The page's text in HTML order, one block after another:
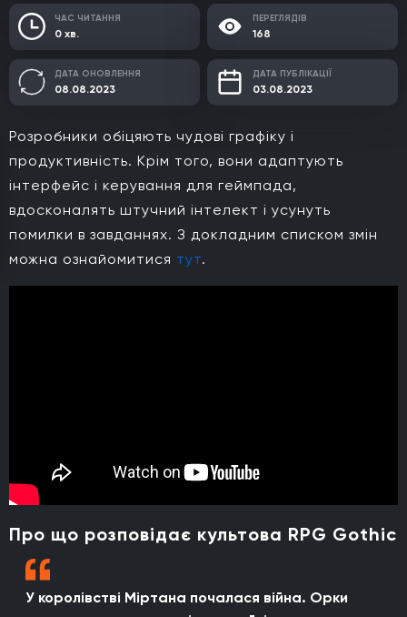
ЧАС ЧИТАННЯ
0 хв.
ПЕРЕГЛЯДІВ
168
ДАТА ОНОВЛЕННЯ
08.08.2023
ДАТА ПУБЛІКАЦІЇ
03.08.2023
Розробники обіцяють чудові графіку і
продуктивність. Крім того, вони адаптують
інтерфейс і керування для геймпада,
вдосконалять штучний інтелект і усунуть
помилки в завданнях. З докладним списком змін
можна ознайомитися тут.
Про що розповідає культова RPG Gothic
У королівстві Міртана почалася війна. Орки